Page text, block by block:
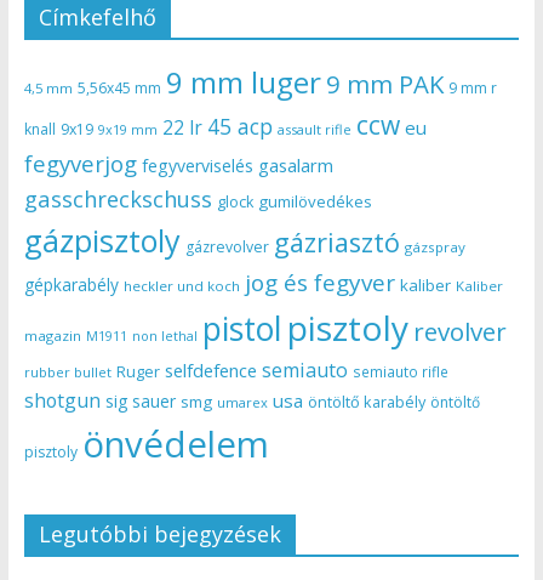
Címkefelhő
4,5 mm 5,56x45 mm 9 mm luger9 mm PAK 9 mm r
knall 9x19 9x19 mm 22 lr 45 acp assault rifle ccw eu
fegyverjog fegyverviselés gasalarm
gasschreckschuss glock gumilövedékes
gázpisztoly gázrevolver gázriasztó gázspray
gépkarabély heckler und koch jog és fegyver kaliber Kaliber
magazin M1911 non lethal pistol pisztoly revolver
rubber bullet Ruger selfdefence semiauto semiauto rifle
shotgun sig sauer smg umarex usa öntöltő karabély öntöltő
pisztoly önvédelem
Legutóbbi bejegyzések